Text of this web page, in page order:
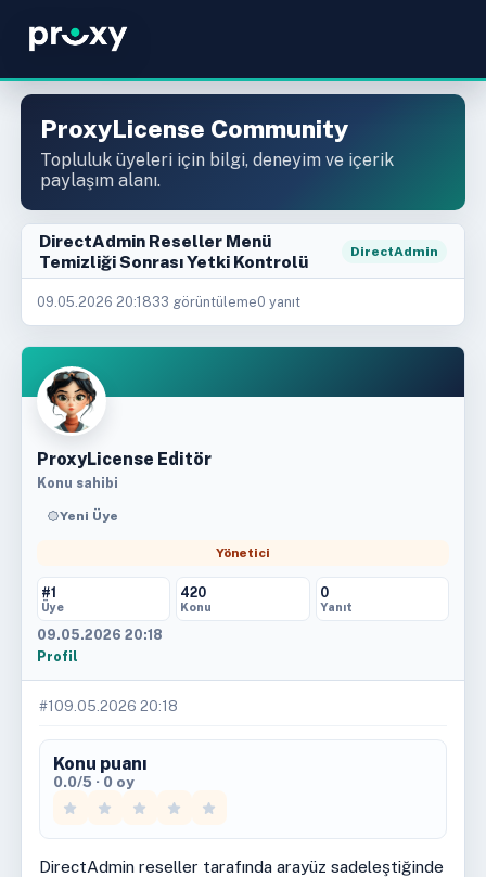
ProxyLicense Community
Topluluk üyeleri için bilgi, deneyim ve içerik
paylaşım alanı.
DirectAdmin Reseller Menü
Temizliği Sonrası Yetki Kontrolü
DirectAdmin
09.05.2026 20:1833 görüntüleme0 yanıt
ProxyLicense Editör
Konu sahibi
Yeni Üye
Yönetici
#1
Üye
420
Konu
0
Yanıt
09.05.2026 20:18
Profil
#1 09.05.2026 20:18
Konu puanı
0.0/5 · 0 oy
DirectAdmin reseller tarafında arayüz sadeleştiğinde